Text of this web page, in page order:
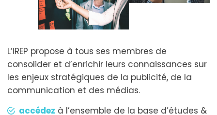
L’IREP propose à tous ses membres de
consolider et d’enrichir leurs connaissances sur
les enjeux stratégiques de la publicité, de la
communication et des médias.
accédez à l’ensemble de la base d’études &